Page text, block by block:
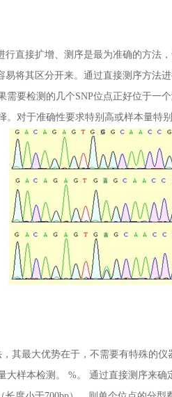
直接扩增、测序是最为准确的方法
将其区分开来。通过直接测序方法
需要检测的几个SNP位点正好位于一
对于准确性要求特别高或样本量特
，其最大优势在于，不需要有特殊的
大样本检测。 %。 通过直接测序来